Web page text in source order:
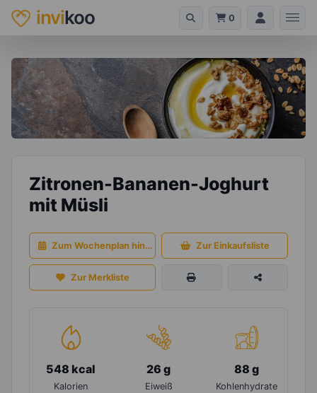
invikoo 0
Zitronen-Bananen-Joghurt
mit Müsli
Zum Wochenplan hinzufügen Zur Einkaufsliste
Zur Merkliste
548 kcal
Kalorien
26 g
Eiweiß
88 g
Kohlenhydrate